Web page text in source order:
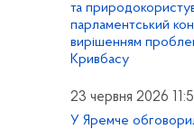
та
парламентський
вирішенням
Кривбасу
23 червня 2026
У Яремче